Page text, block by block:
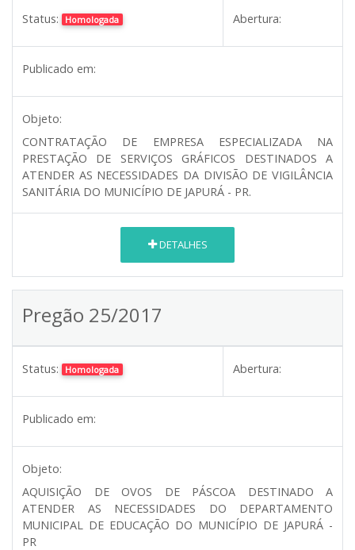
Status: Homologada Abertura:
Publicado em:
Objeto:
CONTRATAÇÃO DE EMPRESA ESPECIALIZADA NA
PRESTAÇÃO DE SERVIÇOS GRÁFICOS DESTINADOS A
ATENDER AS NECESSIDADES DA DIVISÃO DE VIGILÂNCIA
SANITÁRIA DO MUNICÍPIO DE JAPURÁ - PR.
DETALHES
Pregão 25/2017
Status: Homologada Abertura:
Publicado em:
Objeto:
AQUISIÇÃO DE OVOS DE PÁSCOA DESTINADO A
ATENDER AS NECESSIDADES DO DEPARTAMENTO
MUNICIPAL DE EDUCAÇÃO DO MUNICÍPIO DE JAPURÁ -
PR